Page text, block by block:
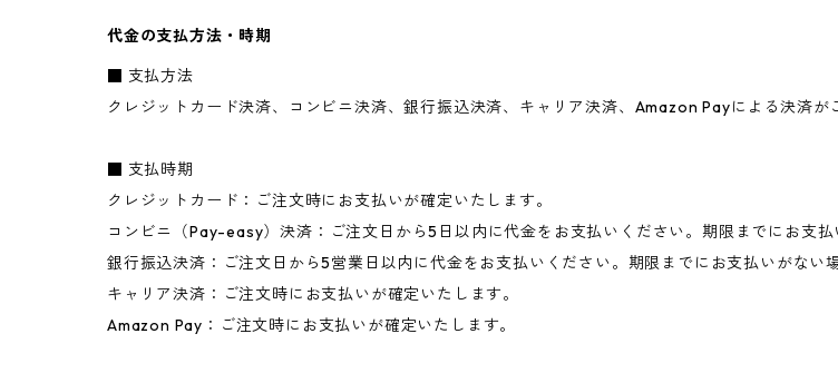
代金の支払方法・時期
■ 支払方法
クレジットカード決済、コンビニ決済、銀行振込決済、キャリア決済、Amazon Payによる決済が
■ 支払時期
クレジットカード：ご注文時にお支払いが確定いたします。
コンビニ（Pay-easy）決済：ご注文日から5日以内に代金をお支払いください。期限までにお支
銀行振込決済：ご注文日から5営業日以内に代金をお支払いください。期限までにお支払いがない
キャリア決済：ご注文時にお支払いが確定いたします。
Amazon Pay：ご注文時にお支払いが確定いたします。